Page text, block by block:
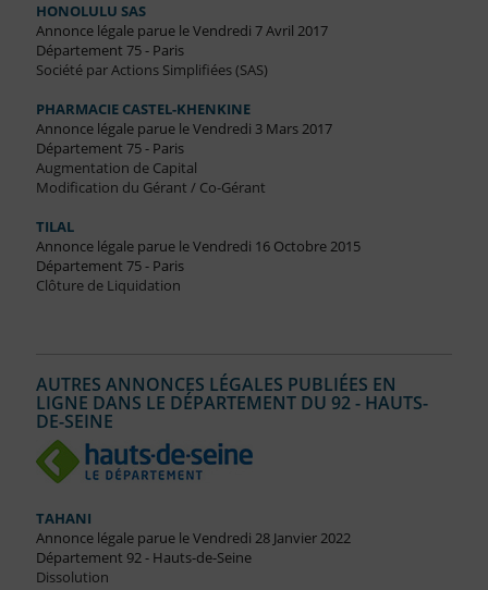
HONOLULU SAS
Annonce légale parue le Vendredi 7 Avril 2017
Département 75 - Paris
Société par Actions Simplifiées (SAS)
PHARMACIE CASTEL-KHENKINE
Annonce légale parue le Vendredi 3 Mars 2017
Département 75 - Paris
Augmentation de Capital
Modification du Gérant / Co-Gérant
TILAL
Annonce légale parue le Vendredi 16 Octobre 2015
Département 75 - Paris
Clôture de Liquidation
AUTRES ANNONCES LÉGALES PUBLIÉES EN
LIGNE DANS LE DÉPARTEMENT DU 92 - HAUTS-
DE-SEINE
TAHANI
Annonce légale parue le Vendredi 28 Janvier 2022
Département 92 - Hauts-de-Seine
Dissolution